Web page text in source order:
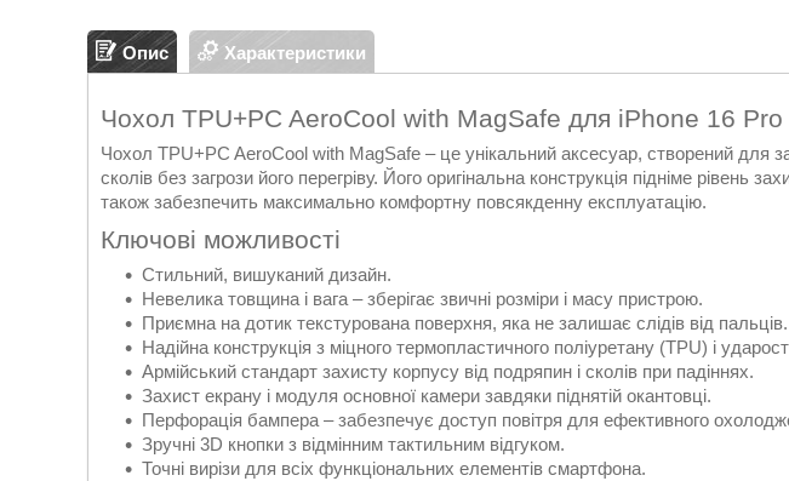
Опис Характеристики
Чохол TPU+PC AeroCool with MagSafe для iPhone 16
Чохол TPU+PC AeroCool with MagSafe – це унікальний аксесуар, створений для
сколів без загрози його перегріву. Його оригінальна конструкція підніме рівень
також забезпечить максимально комфортну повсякденну експлуатацію.
Ключові можливості
Стильний, вишуканий дизайн.
Невелика товщина і вага – зберігає звичні розміри і масу пристрою.
Приємна на дотик текстурована поверхня, яка не залишає слідів від пальців.
Надійна конструкція з міцного термопластичного поліуретану (TPU) і
Армійський стандарт захисту корпусу від подряпин і сколів при падіннях.
Захист екрану і модуля основної камери завдяки піднятій окантовці.
Перфорація бампера – забезпечує доступ повітря для ефективного
Зручні 3D кнопки з відмінним тактильним відгуком.
Точні вирізи для всіх функціональних елементів смартфона.